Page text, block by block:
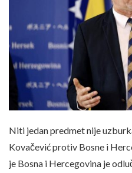
Niti jedan predmet nije
Kovačević protiv Bosne i
je Bosna i Hercegovina je